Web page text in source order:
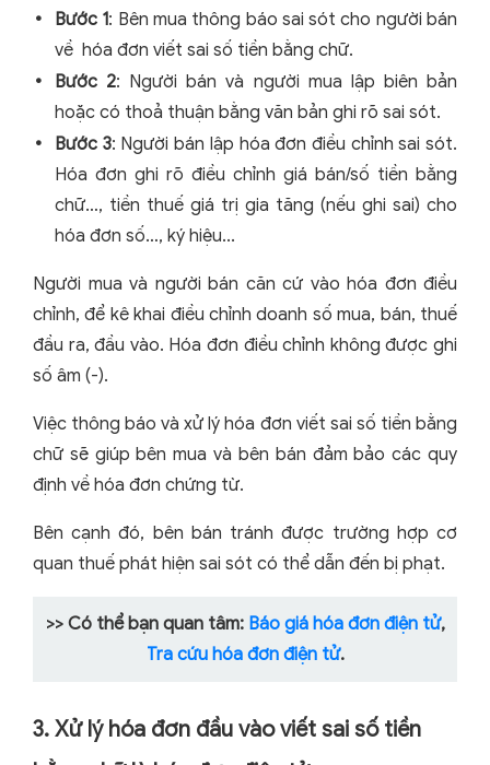
Bước 1: Bên mua thông báo sai sót cho người bán
về hóa đơn viết sai số tiền bằng chữ.
Bước 2: Người bán và người mua lập biên bản
hoặc có thoả thuận bằng văn bản ghi rõ sai sót.
Bước 3: Người bán lập hóa đơn điều chỉnh sai sót.
Hóa đơn ghi rõ điều chỉnh giá bán/số tiền bằng
chữ…, tiền thuế giá trị gia tăng (nếu ghi sai) cho
hóa đơn số…, ký hiệu...
Người mua và người bán căn cứ vào hóa đơn điều
chỉnh, để kê khai điều chỉnh doanh số mua, bán, thuế
đầu ra, đầu vào. Hóa đơn điều chỉnh không được ghi
số âm (-).
Việc thông báo và xử lý hóa đơn viết sai số tiền bằng
chữ sẽ giúp bên mua và bên bán đảm bảo các quy
định về hóa đơn chứng từ.
Bên cạnh đó, bên bán tránh được trường hợp cơ
quan thuế phát hiện sai sót có thể dẫn đến bị phạt.
>> Có thể bạn quan tâm: Báo giá hóa đơn điện tử,
Tra cứu hóa đơn điện tử.
3. Xử lý hóa đơn đầu vào viết sai số tiền